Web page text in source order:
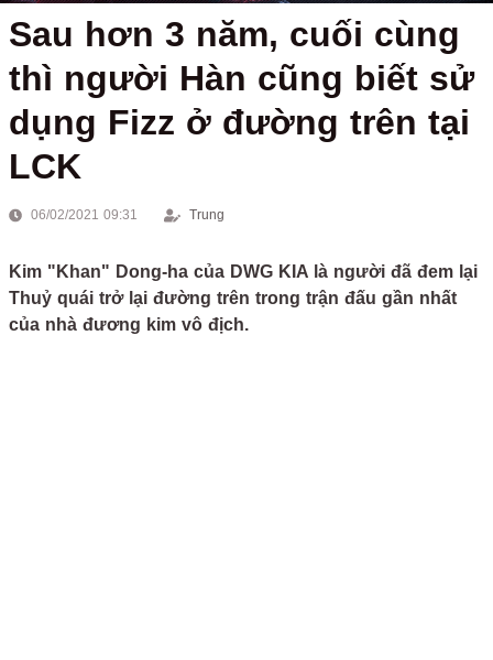
Sau hơn 3 năm, cuối cùng
thì người Hàn cũng biết sử
dụng Fizz ở đường trên tại
LCK
06/02/2021 09:31 Trung
Kim "Khan" Dong-ha của DWG KIA là người đã đem lại
Thuỷ quái trở lại đường trên trong trận đấu gần nhất
của nhà đương kim vô địch.